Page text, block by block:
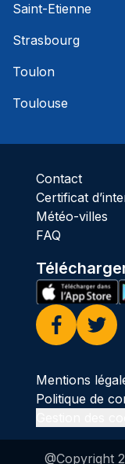
Saint-Etienne
Strasbourg
Toulon
Toulouse
Contact
Certificat
Météo-villes
FAQ
Facebook
Twitter
Mentions
Politique de
@Copyright